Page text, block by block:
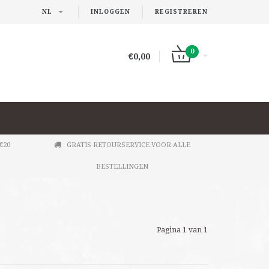
INLOGGEN REGISTREREN
NL
€0,00
0
GRATIS RETOURSERVICE VOOR ALLE
BESTELLINGEN
Pagina 1 van 1